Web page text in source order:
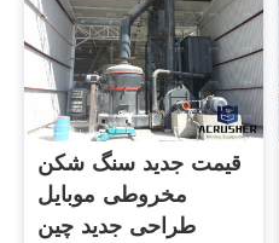
قیمت جدید سنگ شکن
مخروطی موبایل
طراحی جدید چین